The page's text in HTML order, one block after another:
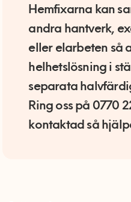
Hemfixarna kan
andra hantverk,
eller elarbeten så
helhetslösning i
separata
Ring oss på 0770
kontaktad så